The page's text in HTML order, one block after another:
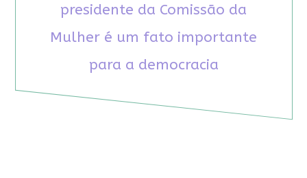
presidente da Comissão da
Mulher é um fato importante
para a democracia